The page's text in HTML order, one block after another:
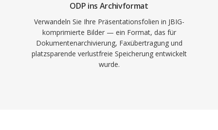
ODP ins Archivformat
Verwandeln Sie Ihre Präsentationsfolien in JBIG-
komprimierte Bilder — ein Format, das für
Dokumentenarchivierung, Faxübertragung und
platzsparende verlustfreie Speicherung entwickelt
wurde.